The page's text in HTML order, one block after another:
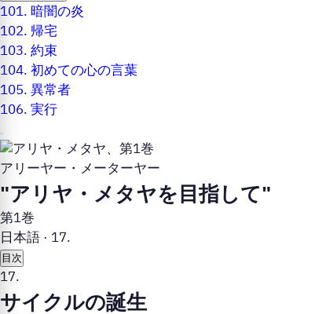
101. 暗闇の炎
102.帰宅
103.約束
104.初めての心の言葉
105.異常者
106.実行
アリーヤー・メーターヤー
"アリヤ・メタヤを目指して"
第1巻
日本語· 17.
目次
17.
サイクルの誕生